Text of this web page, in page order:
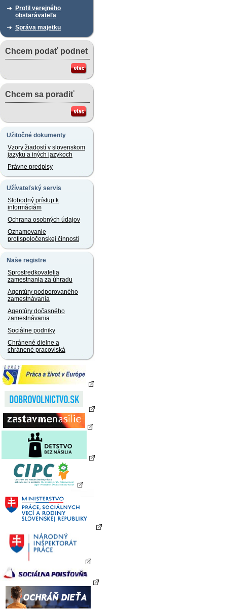
Profil verejného
obstarávateľa
Správa majetku
Chcem podať podnet
Chcem sa poradiť
Užitočné dokumenty
Vzory žiadostí v slovenskom
jazyku a iných jazykoch
Právne predpisy
Užívateľský servis
Slobodný prístup k
informáciám
Ochrana osobných údajov
Oznamovanie
protispoločenskej činnosti
Naše registre
Sprostredkovatelia
zamestnania za úhradu
Agentúry podporovaného
zamestnávania
Agentúry dočasného
zamestnávania
Sociálne podniky
Chránené dielne a
chránené pracoviská